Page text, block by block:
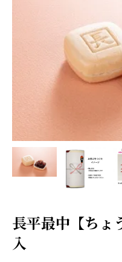
長平最中【ちょ
入